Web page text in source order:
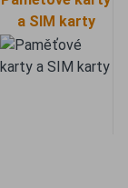
a SIM karty